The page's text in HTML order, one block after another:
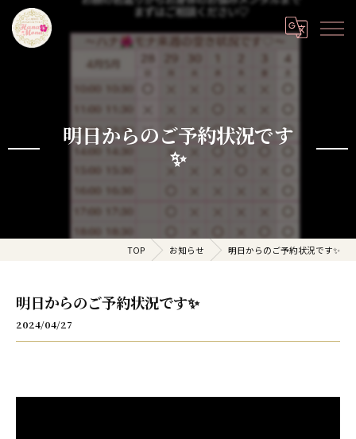
明日からのご予約状況です
✨
TOP お知らせ 明日からのご予約状況です✨
明日からのご予約状況です✨
2024/04/27